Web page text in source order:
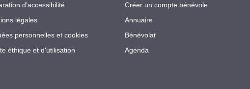
d’accessibilité
légales
personnelles et cookies
éthique et d'utilisation
Créer un compte bénévole
Annuaire
Bénévolat
Agenda